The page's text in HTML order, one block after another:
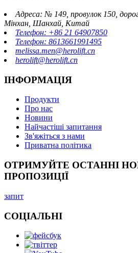
Адреса: № 149, провулок 150,
Мінхан, Шанхай, Китай
Телефон: +86 21 64907850
Телефон: 8613661991495
melissa.men@herolift.cn
herolift@herolift.cn
ІНФОРМАЦІЯ
Продукти
Про нас
Новини
Найчастіші запитання
Зв'яжіться з нами
Приватна політика
ОТРИМУЙТЕ ОСТАННІ
ПРОПОЗИЦІЇ
запит
СОЦІАЛЬНІ